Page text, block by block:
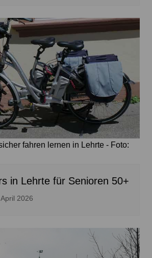
fahren lernen in Lehrte - Foto:
in Lehrte für Senioren 50+
2026